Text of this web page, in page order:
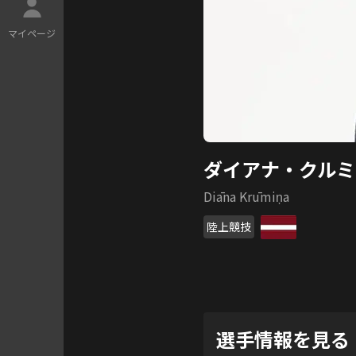
マイページ
ダイアナ・クル
Diāna Krūmiņa
陸上競技
選手情報を見る